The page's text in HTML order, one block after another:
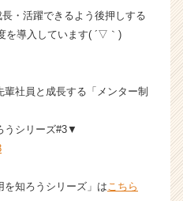
・活躍できるよう後押しする
を導入しています( ´▽｀)
輩社員と成長する「メンター制
うシリーズ#3▼
を知ろうシリーズ」は こちら